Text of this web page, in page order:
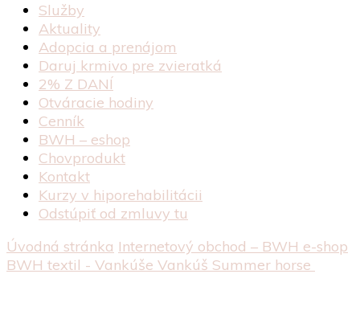
Služby
Aktuality
Adopcia a prenájom
Daruj krmivo pre zvieratká
2% Z DANÍ
Otváracie hodiny
Cenník
BWH – eshop
Chovprodukt
Kontakt
Kurzy v hiporehabilitácii
Odstúpiť od zmluvy tu
Úvodná stránka Internetový obchod – BWH e-shop
BWH textil - Vankúše Vankúš Summer horse